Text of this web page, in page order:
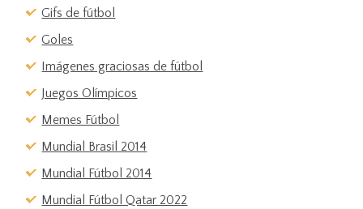
Gifs de fútbol
Goles
Imágenes graciosas de fútbol
Juegos Olímpicos
Memes Fútbol
Mundial Brasil 2014
Mundial Fútbol 2014
Mundial Fútbol Qatar 2022